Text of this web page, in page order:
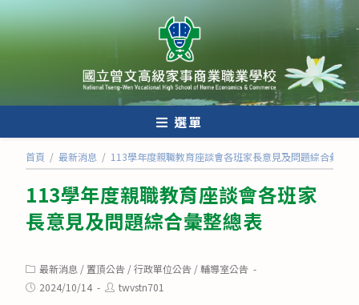
跳
轉
至
內
選單
首頁 / 最新消息 / 113學年度親職教育座談會各班家長意見及問題綜合彙整
113學年度親職教育座談會各班家
長意見及問題綜合彙整總表
Post
category:
最新消息 / 置頂公告 /行政單位公告 /輔導室公告
Post2024/10/14
Posttwvstn701